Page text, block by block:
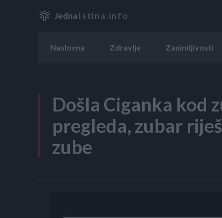
Jedna Istina.info
Naslovna Zdravlje Zanimljivosti
Došla Ciganka kod
pregleda, zubar
zube